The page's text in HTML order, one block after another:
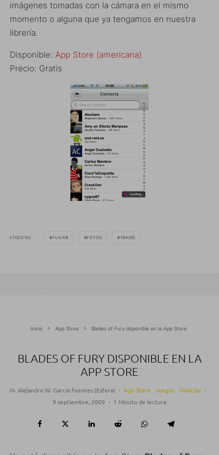
imágenes tomadas con la cámara en el mismo
momento o alguna que ya tengamos en nuestra
librería.
Disponible: App Store (americana)
Precio: Gratis
ETIQUETAS FLICKR FOTOS YAHOO
Inicio App Store Blades of Fury disponible en la App Store
BLADES OF FURY DISPONIBLE EN LA
APP STORE
M. Alejandro W. García Fuentes (Esfera) · App Store Juegos Noticias ·
9 septiembre, 2009 · 1 Minuto de lectura